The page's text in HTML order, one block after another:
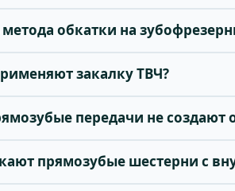
метода обкатки на
закалку ТВЧ?
передачи не создают
прямозубые шестерни с